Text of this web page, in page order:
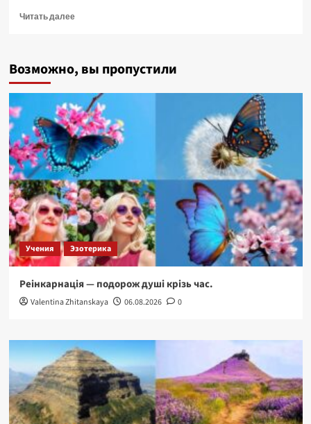
Читать далееПрочитать
—
архітектури
—
місто,
що
дихає
історією.
Возможно, вы пропустили
Учения Эзотерика
Реінкарнація — подорож душі крізь час.
Valentina Zhitanskaya 06.08.2026 0